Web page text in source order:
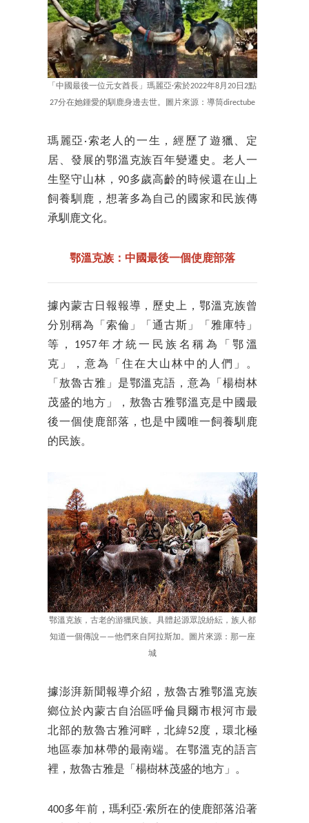
「中國最後一位元女酋長」瑪麗亞·索於2022年8月20日2點
27分在她鍾愛的馴鹿身邊去世。圖片來源：導筒directube
瑪麗亞·索老人的一生，經歷了遊獵、定
居、發展的鄂溫克族百年變遷史。老人一
生堅守山林，90多歲高齡的時候還在山上
飼養馴鹿，想著多為自己的國家和民族傳
承馴鹿文化。
鄂溫克族：中國最後一個使鹿部落
據內蒙古日報報導，歷史上，鄂溫克族曾
分別稱為「索倫」「通古斯」「雅庫特」
等，1957年才統一民族名稱為「鄂溫
克」，意為「住在大山林中的人們」。
「敖魯古雅」是鄂溫克語，意為「楊樹林
茂盛的地方」，敖魯古雅鄂溫克是中國最
後一個使鹿部落，也是中國唯一飼養馴鹿
的民族。
鄂溫克族，古老的游獵民族。具體起源眾說紛紜，族人都
知道一個傳說——他們來自阿拉斯加。圖片來源：那一座
城
據澎湃新聞報導介紹，敖魯古雅鄂溫克族
鄉位於內蒙古自治區呼倫貝爾市根河市最
北部的敖魯古雅河畔，北緯52度，環北極
地區泰加林帶的最南端。在鄂溫克的語言
裡，敖魯古雅是「楊樹林茂盛的地方」。
400多年前，瑪利亞·索所在的使鹿部落沿著